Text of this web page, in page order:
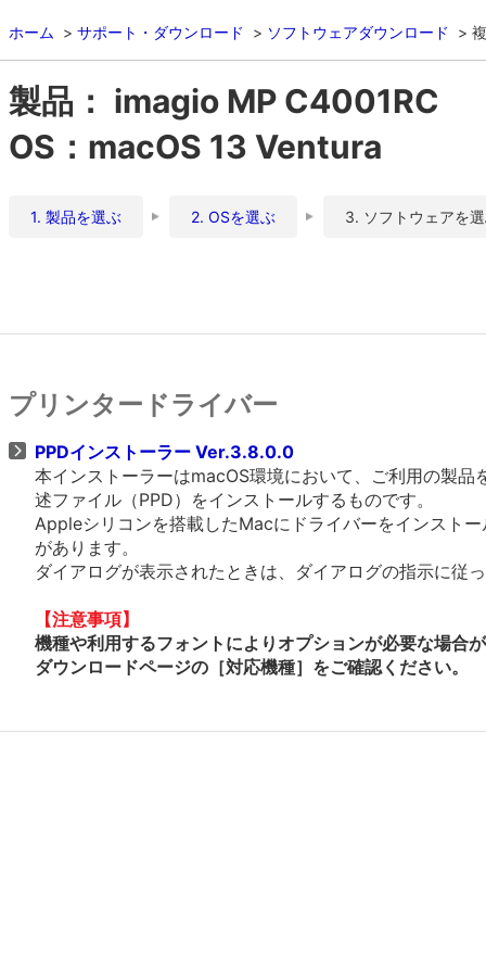
ホーム サポート・ダウンロード ソフトウェアダウンロード
製品： imagio MP C4001RC
OS：macOS 13 Ventura
1. 製品を選ぶ 2. OSを選ぶ 3. ソフトウェアを
プリンタードライバー
PPDインストーラー Ver.3.8.0.0
本インストーラーはmacOS環境において、ご利用の製
述ファイル（PPD）をインストールするものです。
Appleシリコンを搭載したMacにドライバーをインスト
があります。
ダイアログが表示されたときは、ダイアログの指示に従
【注意事項】
機種や利用するフォントによりオプションが必要な場合
ダウンロードページの［対応機種］をご確認ください。